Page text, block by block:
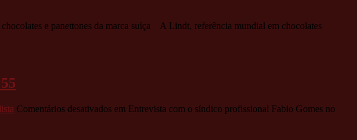
e panettones da marca suíça A Lindt, referência mundial em chocolates
Comentários desativados em Entrevista com o síndico profissional Fabio Gomes no